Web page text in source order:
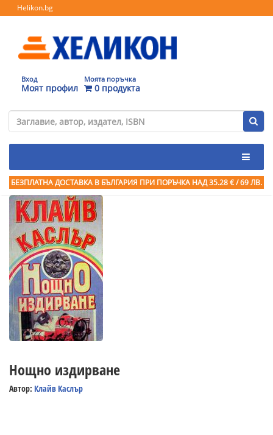
Helikon.bg
Вход
Моят профил
Моята поръчка
0 продукта
БЕЗПЛАТНА ДОСТАВКА В БЪЛГАРИЯ ПРИ ПОРЪЧКА НАД 35.28 € / 69 ЛВ.
Нощно издирване
Автор: Клайв Каслър